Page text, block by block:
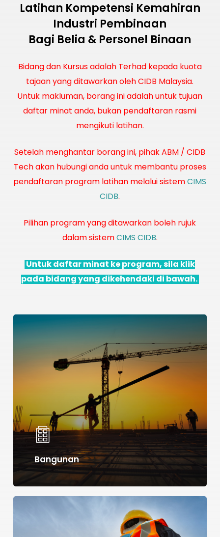
Latihan Kompetensi Kemahiran
Industri Pembinaan
Bagi Belia & Personel Binaan
Bidang dan Kursus adalah Terhad kepada kuota
tajaan yang ditawarkan oleh CIDB Malaysia.
Untuk makluman, borang ini adalah untuk tujuan
daftar minat anda, bukan pendaftaran rasmi
mengikuti latihan.
Setelah menghantar borang ini, pihak ABM / CIDB
Tech akan hubungi anda untuk membantu proses
pendaftaran program latihan melalui sistemCIMS
CIDB.
Pilihan program yang ditawarkan boleh rujuk
dalam sistemCIMS CIDB.
Untuk daftar minat ke program, sila klik
pada bidang yang dikehendaki di bawah.
Bangunan
more